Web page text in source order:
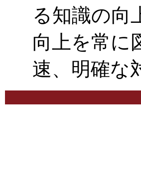
る知識の向
向上を常に
速、明確な